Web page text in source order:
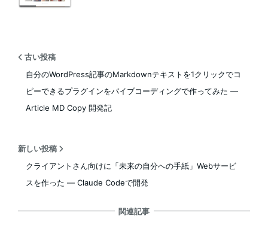
古い投稿
自分のWordPress記事のMarkdownテキストを1クリックでコ
ピーできるプラグインをバイブコーディングで作ってみた —
Article MD Copy 開発記
新しい投稿
クライアントさん向けに「未来の自分への手紙」Webサービ
スを作った — Claude Codeで開発
関連記事